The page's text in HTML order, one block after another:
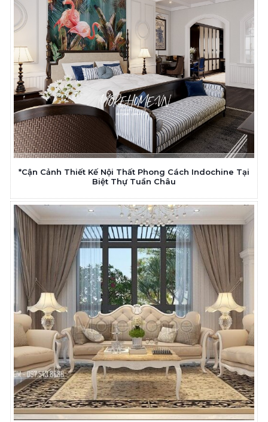
*Cận Cảnh Thiết Kế Nội Thất Phong Cách Indochine Tại
Biệt Thự Tuần Châu